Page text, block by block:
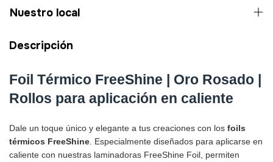
Nuestro local
Descripción
Foil Térmico FreeShine | Oro Rosado |
Rollos para aplicación en caliente
Dale un toque único y elegante a tus creaciones con los foils
térmicos FreeShine . Especialmente diseñados para aplicarse en
caliente con nuestras laminadoras FreeShine Foil, permiten